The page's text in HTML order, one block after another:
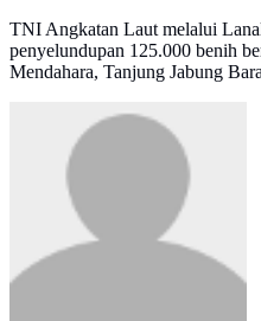
TNI Angkatan Laut melalui
penyelundupan 125.000 benih
Mendahara, Tanjung Jabung